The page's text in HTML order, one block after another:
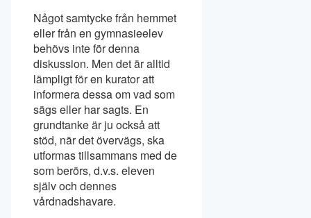
Något samtycke från hemmet
eller från en gymnasieelev
behövs inte för denna
diskussion. Men det är alltid
lämpligt för en kurator att
informera dessa om vad som
sägs eller har sagts. En
grundtanke är ju också att
stöd, när det övervägs, ska
utformas tillsammans med de
som berörs, d.v.s. eleven
själv och dennes
vårdnadshavare.